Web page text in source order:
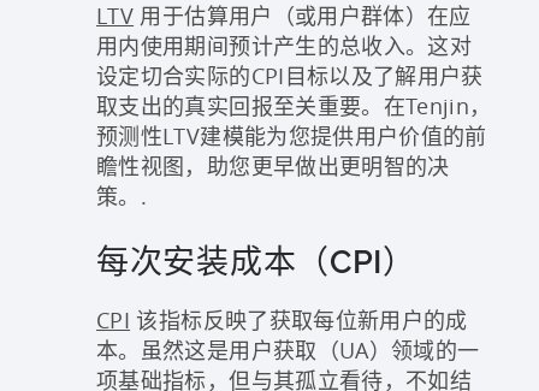
LTV 用于估算用户（或用户群体）在应
用内使用期间预计产生的总收入。这对
设定切合实际的CPI目标以及了解用户获
取支出的真实回报至关重要。在Tenjin，
预测性LTV建模能为您提供用户价值的前
瞻性视图，助您更早做出更明智的决
策。.
每次安装成本（CPI）
CPI 该指标反映了获取每位新用户的成
本。虽然这是用户获取（UA）领域的一
项基础指标，但与其孤立看待，不如结